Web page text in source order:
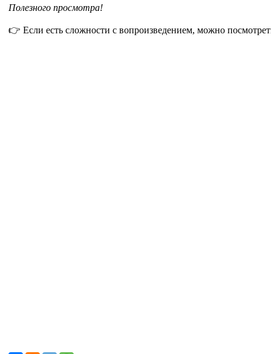
Полезного просмотра!
👉 Если есть сложности с вопроизведением, можно